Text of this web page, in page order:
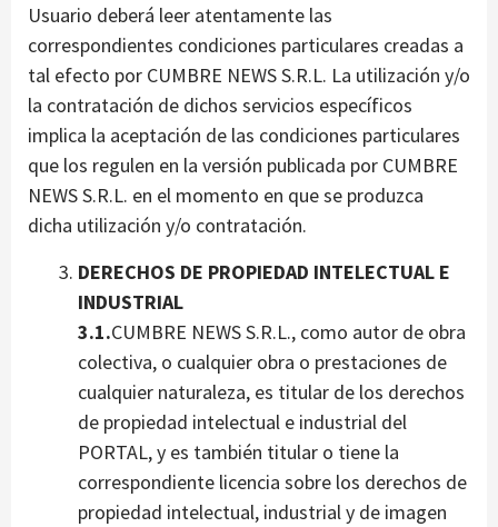
Usuario deberá leer atentamente las
correspondientes condiciones particulares creadas a
tal efecto por CUMBRE NEWS S.R.L. La utilización y/o
la contratación de dichos servicios específicos
implica la aceptación de las condiciones particulares
que los regulen en la versión publicada por CUMBRE
NEWS S.R.L. en el momento en que se produzca
dicha utilización y/o contratación.
DERECHOS DE PROPIEDAD INTELECTUAL E
INDUSTRIAL
3.1.CUMBRE NEWS S.R.L., como autor de obra
colectiva, o cualquier obra o prestaciones de
cualquier naturaleza, es titular de los derechos
de propiedad intelectual e industrial del
PORTAL, y es también titular o tiene la
correspondiente licencia sobre los derechos de
propiedad intelectual, industrial y de imagen